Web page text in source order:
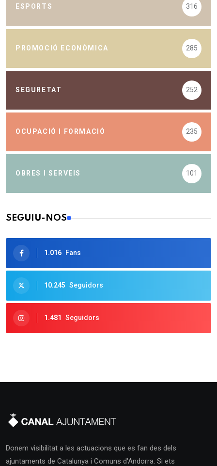
ESPORTS 316
PROMOCIÓ ECONÒMICA 285
SEGURETAT 252
OCUPACIÓ I FORMACIÓ 235
OBRES I SERVEIS 101
SEGUIU-NOS
1.016 Fans
10.245 Seguidors
1.481 Seguidors
Donem visibilitat a les actuacions que es fan des dels
ajuntaments de Catalunya i Comuns d'Andorra. Si ets